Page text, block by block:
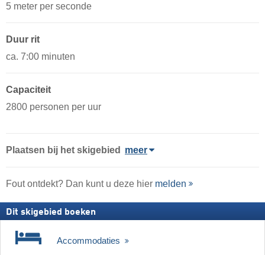
5 meter per seconde
Duur rit
ca. 7:00 minuten
Capaciteit
2800 personen per uur
Plaatsen bij het skigebied meer
Fout ontdekt? Dan kunt u deze hier melden
Dit skigebied boeken
Accommodaties